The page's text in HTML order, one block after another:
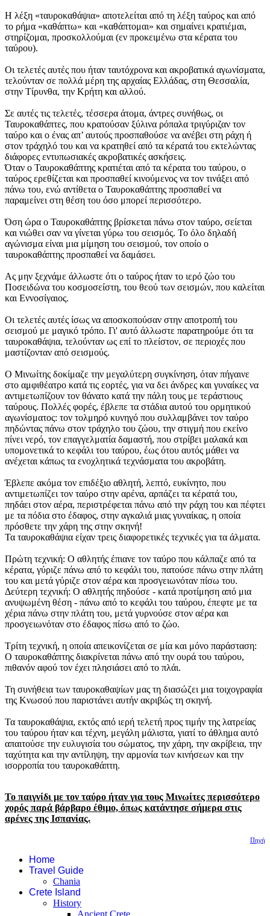
Η λέξη «ταυροκαθάψια» αποτελείται από τη λέξη ταύρος και από
το ρήμα «καθάπτω» και «καθάπτομαι» και σημαίνει κρατιέμαι,
στηρίζομαι, προσκολλούμαι (εν προκειμένω στα κέρατα του
ταύρου).
Οι τελετές αυτές που ήταν ταυτόχρονα και ακροβατικά αγωνίσματα,
τελούνταν σε πολλά μέρη της αρχαίας Ελλάδας, στη Θεσσαλία,
στην Τίρυνθα, την Κρήτη και αλλού.
Σε αυτές τις τελετές, τέσσερα άτομα, άντρες συνήθως, οι
Ταυροκαθάπτες, που κρατούσαν ξύλινα ρόπαλα τριγύριζαν τον
ταύρο και ο ένας απ’ αυτούς προσπαθούσε να ανέβει στη ράχη ή
στον τράχηλό του και να κρατηθεί από τα κέρατά του εκτελώντας
διάφορες εντυπωσιακές ακροβατικές ασκήσεις.
Όταν ο Ταυροκαθάπτης κρατιέται από τα κέρατα του ταύρου, ο
ταύρος ερεθίζεται και προσπαθεί κινούμενος να τον τινάξει από
πάνω του, ενώ αντίθετα ο Ταυροκαθάπτης προσπαθεί να
παραμείνει στη θέση του όσο μπορεί περισσότερο.
Όση ώρα ο Ταυροκαθάπτης βρίσκεται πάνω στον ταύρο, σείεται
και νιώθει σαν να γίνεται γύρω του σεισμός. Το όλο δηλαδή
αγώνισμα είναι μια μίμηση του σεισμού, τον οποίο ο
ταυροκαθάπτης προσπαθεί να δαμάσει.
Ας μην ξεχνάμε άλλωστε ότι ο ταύρος ήταν το ιερό ζώο του
Ποσειδώνα του κοσμοσείστη, του θεού των σεισμών, που καλείται
και Εννοσίγαιος.
Οι τελετές αυτές ίσως να αποσκοπούσαν στην αποτροπή του
σεισμού με μαγικό τρόπο. Γι' αυτό άλλωστε παρατηρούμε ότι τα
ταυροκαθάψια, τελούνταν ως επί το πλείστον, σε περιοχές που
μαστίζονταν από σεισμούς.
Ο Μινωίτης δοκίμαζε την μεγαλύτερη συγκίνηση, όταν πήγαινε
στο αμφιθέατρο κατά τις εορτές, για να δει άνδρες και γυναίκες να
αντιμετωπίζουν τον θάνατο κατά την πάλη τους με τεράστιους
ταύρους. Πολλές φορές, έβλεπε τα στάδια αυτού του ορμητικού
αγωνίσματος: τον τολμηρό κυνηγό που συλλαμβάνει τον ταύρο
πηδώντας πάνω στον τράχηλο του ζώου, την στιγμή που εκείνο
πίνει νερό, τον επαγγελματία δαμαστή, που στρίβει μαλακά και
υπομονετικά το κεφάλι του ταύρου, έως ότου αυτός μάθει να
ανέχεται κάπως τα ενοχλητικά τεχνάσματα του ακροβάτη.
Έβλεπε ακόμα τον επιδέξιο αθλητή, λεπτό, ευκίνητο, που
αντιμετωπίζει τον ταύρο στην αρένα, αρπάζει τα κέρατά του,
πηδάει στον αέρα, περιστρέφεται πάνω από την ράχη του και πέφτει
με τα πόδια στο έδαφος, στην αγκαλιά μιας γυναίκας, η οποία
πρόσθετε την χάρη της στην σκηνή!
Τα ταυροκαθάψια είχαν τρεις διαφορετικές τεχνικές για τα άλματα.
Πρώτη τεχνική: Ο αθλητής έπιανε τον ταύρο που κάλπαζε από τα
κέρατα, γύριζε πάνω από το κεφάλι του, πατούσε πάνω στην πλάτη
του και μετά γύριζε στον αέρα και προσγειωνόταν πίσω του.
Δεύτερη τεχνική: Ο αθλητής πηδούσε - κατά προτίμηση από μια
ανυψωμένη θέση - πάνω από το κεφάλι του ταύρου, έπεφτε με τα
χέρια πάνω στην πλάτη του, μετά γυρνούσε στον αέρα και
προσγειωνόταν στο έδαφος πίσω από το ζώο.
Τρίτη τεχνική, η οποία απεικονίζεται σε μία και μόνο παράσταση:
Ο ταυροκαθάπτης διακρίνεται πάνω από την ουρά του ταύρου,
πιθανόν αφού τον έχει πλησιάσει από το πλάι.
Τη συνήθεια των ταυροκαθαψίων μας τη διασώζει μια τοιχογραφία
της Κνωσού που παριστάνει αυτήν ακριβώς τη σκηνή.
Τα ταυροκαθάψια, εκτός από ιερή τελετή προς τιμήν της λατρείας
του ταύρου ήταν και τέχνη, μεγάλη μάλιστα, γιατί το άθλημα αυτό
απαιτούσε την ευλυγισία του σώματος, την χάρη, την ακρίβεια, την
ταχύτητα και την αντίληψη, την αρμονία των κινήσεων και την
ισορροπία του ταυροκαθάπτη.
Το παιγνίδι με τον ταύρο ήταν για τους Μινωίτες περισσότερο
χορός παρά βάρβαρο έθιμο, όπως κατάντησε σήμερα στις
αρένες της Ισπανίας.
Πηγή
Home
Travel Guide
Chania
Crete Island
History